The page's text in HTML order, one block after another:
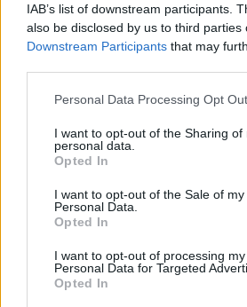
IAB’s list of downstream participants.
also be disclosed by us to third parties
Downstream Participants that may
Personal Data Processing Opt
I want to opt-out of the Sharing of
personal data.
Opted In
I want to opt-out of the Sale of my
Personal Data.
Opted In
I want to opt-out of processing my
Personal Data for Targeted
Opted In
Info
Tietosuojalauseke
Mediatiedot
RSS-ohje
Jocka
Päivän
Lifestyle
StaraTV
Autot